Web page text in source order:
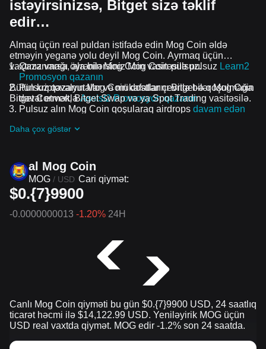
istəyirsinizsə, Bitget sizə təklif
edir…
Almaq üçün real puldan istifadə edin Mog Coin əldə
etməyin yeganə yolu deyil Mog Coin. Ayrmaq üçün
vaxtınız varsa, ala bilərsiniz Mog Coin pulsuz.
Qazanmağı öyrənin Mog Coin vasitəsilə pulsuz Learn2
Promosyon qazanın
Pulsuz qazanın Mog Coin dostlarını Bitget-ə qoşulmağa
dəvət etməkləAssist2 Promosyon qazanın
Pulsuz alın Mog Coin qoşularaq airdrops davam edən
Bütün kriptovalyutalar və mükafatlar çevrilə bilər Mog Coin
Bitget Convert, Bitget Swap və ya Spot Trading vasitəsilə.
Daha çox göstər
al Mog Coin
MOG / USD Cari qiymət:
$0.{7}9900
-0.0000000013 -1.20% 24H
Canlı Mog Coin qiyməti bu gün $0.{​7}9900 USD, 24 saatlıq
ticarət həcmi ilə $14,122.99 USD. Yeniləyirik MOG üçün
USD real vaxtda qiymət. MOG edir -1.2% son 24 saatda.